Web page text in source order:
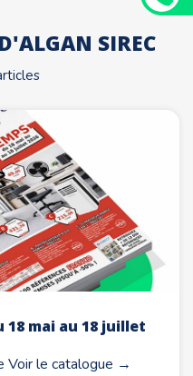
SIREC
mai au 18 juillet
Voir le catalogue →